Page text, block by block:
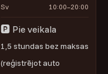
Sv
10:00–20:00
🅿 Pie veikala
1,5 stundas bez maksas
(reģistrējot auto